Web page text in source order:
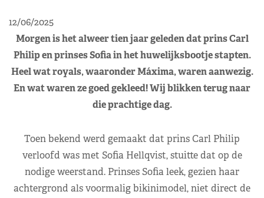
12/06/2025
Morgen is het alweer tien jaar geleden dat prins Carl
Philip en prinses Sofia in het huwelijksbootje stapten.
Heel wat royals, waaronder Máxima, waren aanwezig.
En wat waren ze goed gekleed! Wij blikken terug naar
die prachtige dag.
Toen bekend werd gemaakt dat prins Carl Philip
verloofd was met Sofia Hellqvist, stuitte dat op de
nodige weerstand. Prinses Sofia leek, gezien haar
achtergrond als voormalig bikinimodel, niet direct de